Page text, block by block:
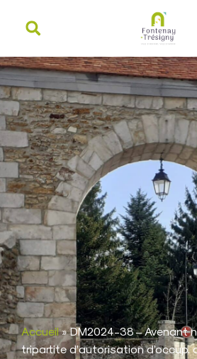
principal
Accueil»DM2024-38 – Avenant
tripartite d’autorisation d’occup.